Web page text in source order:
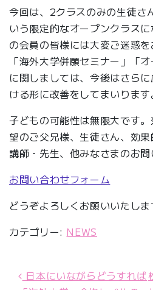
今回は、2クラスのみの生徒さ
いう限定的なオープンクラス
の会員の皆様には大変ご迷惑を
「海外大学併願セミナー」「
に関しましては、今後はさら
ける形に改善をしてまいります
子どもの可能性は無限大です
望のご父兄様、生徒さん、効
講師・先生、他みなさまのお
お問い合わせフォーム
どうぞよろしくお願いいたしま
カテゴリー: NEWS
投稿ナビゲーショ
日本にいながらどうすれば